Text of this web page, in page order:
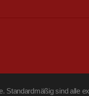
sind alle